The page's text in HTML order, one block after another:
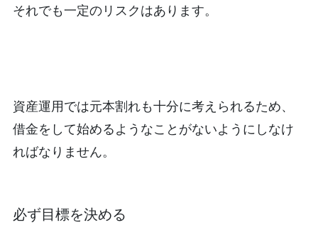
それでも一定のリスクはあります。
資産運用では元本割れも十分に考えられるため、
借金をして始めるようなことがないようにしなけ
ればなりません。
必ず目標を決める